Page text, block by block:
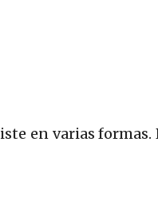
en varias formas.